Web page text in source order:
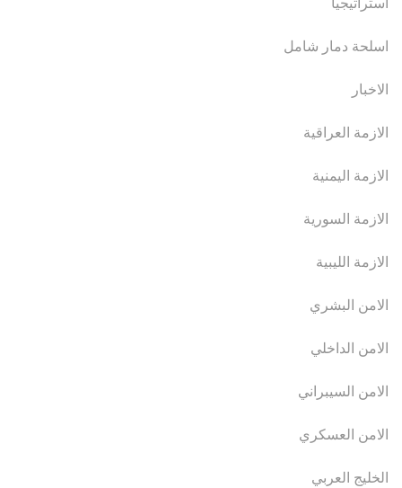
استراتيجيا
اسلحة دمار شامل
الاخبار
الازمة العراقية
الازمة اليمنية
الازمة السورية
الازمة الليبية
الامن البشري
الامن الداخلي
الامن السيبراني
الامن العسكري
الخليج العربي